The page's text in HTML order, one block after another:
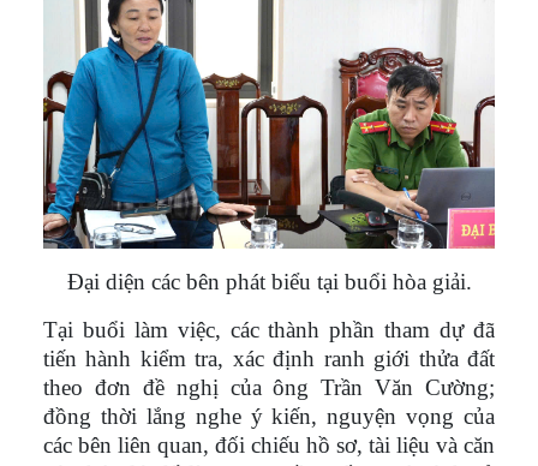
Đại diện các bên phát biểu tại buổi hòa giải.
Tại buổi làm việc, các thành phần tham dự đã
tiến hành kiểm tra, xác định ranh giới thửa đất
theo đơn đề nghị của ông Trần Văn Cường;
đồng thời lắng nghe ý kiến, nguyện vọng của
các bên liên quan, đối chiếu hồ sơ, tài liệu và căn